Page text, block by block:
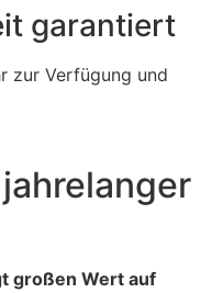
garantiert
zur Verfügung und
großen Wert auf